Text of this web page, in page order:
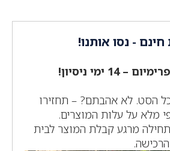
14 ימי ניסיון!
כל הסט. לא אהבתם? – תחזירו
מלא על עלות המוצרים.
מרגע קבלת המוצר לבית